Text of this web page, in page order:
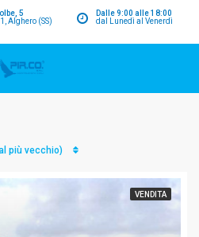
Dalle 9:00 alle 18:00
dal Lunedì al Venerdì
5
Alghero (SS)
più vecchio)
VENDITA